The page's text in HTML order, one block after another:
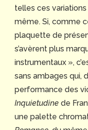
telles ces
même. Si, comme
plaquette de
s’avèrent plus
instrumentaux »,
sans ambages qui,
performance des
Inquietudine de
une palette